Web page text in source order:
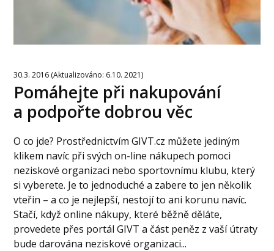
30.3. 2016 (Aktualizováno: 6.10. 2021)
Pomáhejte při nakupování
a podpořte dobrou věc
O co jde? Prostřednictvím GIVT.cz můžete jediným
klikem navíc při svých on-line nákupech pomoci
neziskové organizaci nebo sportovnímu klubu, který
si vyberete. Je to jednoduché a zabere to jen několik
vteřin – a co je nejlepší, nestojí to ani korunu navíc.
Stačí, když online nákupy, které běžně děláte,
provedete přes portál GIVT a část peněz z vaší útraty
bude darována neziskové organizaci...